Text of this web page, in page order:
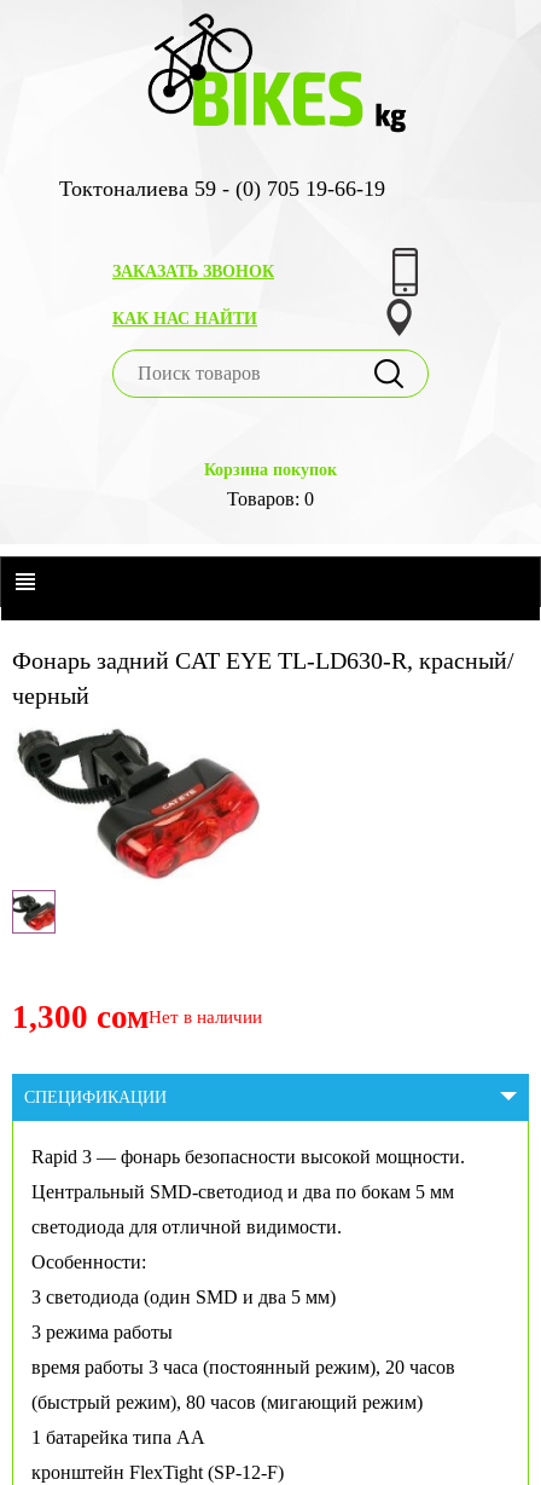
Токтоналиева 59 - (0) 705 19-66-19
ЗАКАЗАТЬ ЗВОНОК
КАК НАС НАЙТИ
Корзина покупок
Товаров: 0
Фонарь задний CAT EYE TL-LD630-R, красный/
черный
1,300 сомНет в наличии
СПЕЦИФИКАЦИИ
Rapid 3 — фонарь безопасности высокой мощности.
Центральный SMD-светодиод и два по бокам 5 мм
светодиода для отличной видимости.
Особенности:
3 светодиода (один SMD и два 5 мм)
3 режима работы
время работы 3 часа (постоянный режим), 20 часов
(быстрый режим), 80 часов (мигающий режим)
1 батарейка типа АА
кронштейн FlexTight (SP-12-F)